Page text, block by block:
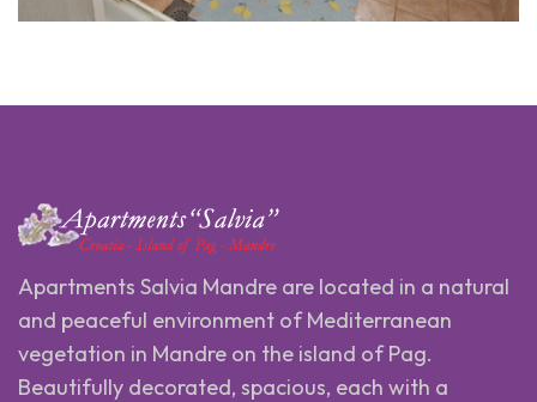
Apartments Salvia Mandre are located in a natural
and peaceful environment of Mediterranean
vegetation in Mandre on the island of Pag.
Beautifully decorated, spacious, each with a